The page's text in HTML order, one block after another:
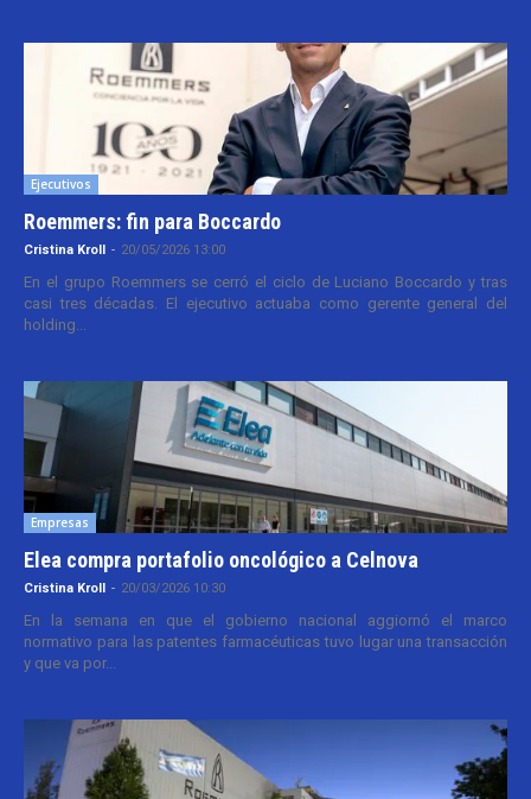
Ejecutivos
Roemmers: fin para Boccardo
Cristina Kroll - 20/05/2026 13:00
En el grupo Roemmers se cerró el ciclo de Luciano Boccardo y tras
casi tres décadas. El ejecutivo actuaba como gerente general del
holding...
Empresas
Elea compra portafolio oncológico a Celnova
Cristina Kroll - 20/03/2026 10:30
En la semana en que el gobierno nacional aggiornó el marco
normativo para las patentes farmacéuticas tuvo lugar una transacción
y que va por...